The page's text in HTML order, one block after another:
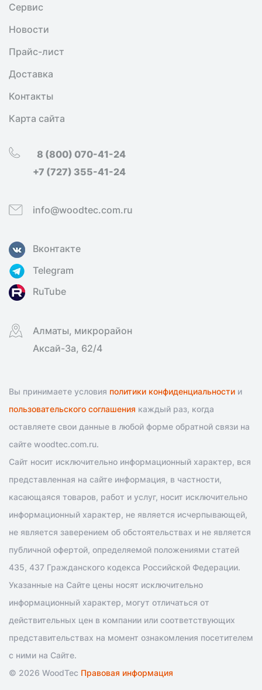
Сервис
Новости
Прайс-лист
Доставка
Контакты
Карта сайта
8 (800) 070-41-24
+7 (727) 355-41-24
info@woodtec.com.ru
Вконтакте
Telegram
RuTube
Алматы, микрорайон
Аксай-3а, 62/4
Вы принимаете условия политики конфиденциальности и
пользовательского соглашения каждый раз, когда
оставляете свои данные в любой форме обратной связи на
сайте woodtec.com.ru.
Сайт носит исключительно информационный характер, вся
представленная на сайте информация, в частности,
касающаяся товаров, работ и услуг, носит исключительно
информационный характер, не является исчерпывающей,
не является заверением об обстоятельствах и не является
публичной офертой, определяемой положениями статей
435, 437 Гражданского кодекса Российской Федерации.
Указанные на Сайте цены носят исключительно
информационный характер, могут отличаться от
действительных цен в компании или соответствующих
представительствах на момент ознакомления посетителем
с ними на Сайте.
© 2026 WoodTec Правовая информация